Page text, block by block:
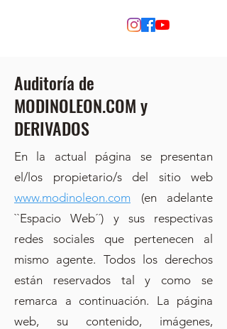
Auditoría de
MODINOLEON.COM y
DERIVADOS
En la actual página se presentan
el/los propietario/s del sitio web
www.modinoleon.com (en adelante
``Espacio Web´´) y sus respectivas
redes sociales que pertenecen al
mismo agente. Todos los derechos
están reservados tal y como se
remarca a continuación. La página
web, su contenido, imágenes,